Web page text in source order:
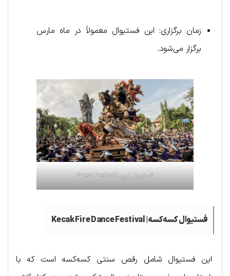
زمان برگزاری: این فستیوال معمولاً در ماه مارس
برگزار می‌شود.
فستیوال نیپی|Nyepi Festival
فستیوال کسه‌کسه| Kecak Fire Dance Festival
این فستیوال شامل رقص سنتی کسه‌کسه است که با